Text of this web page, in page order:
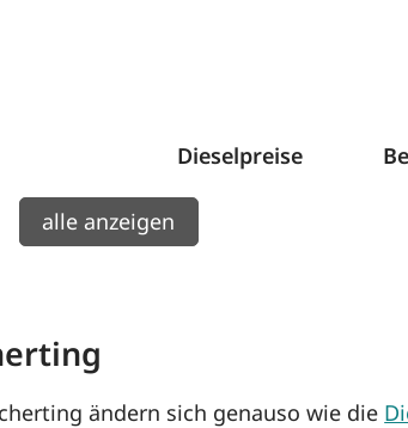
Dieselpreise
alle anzeigen
ändern sich genauso wie die